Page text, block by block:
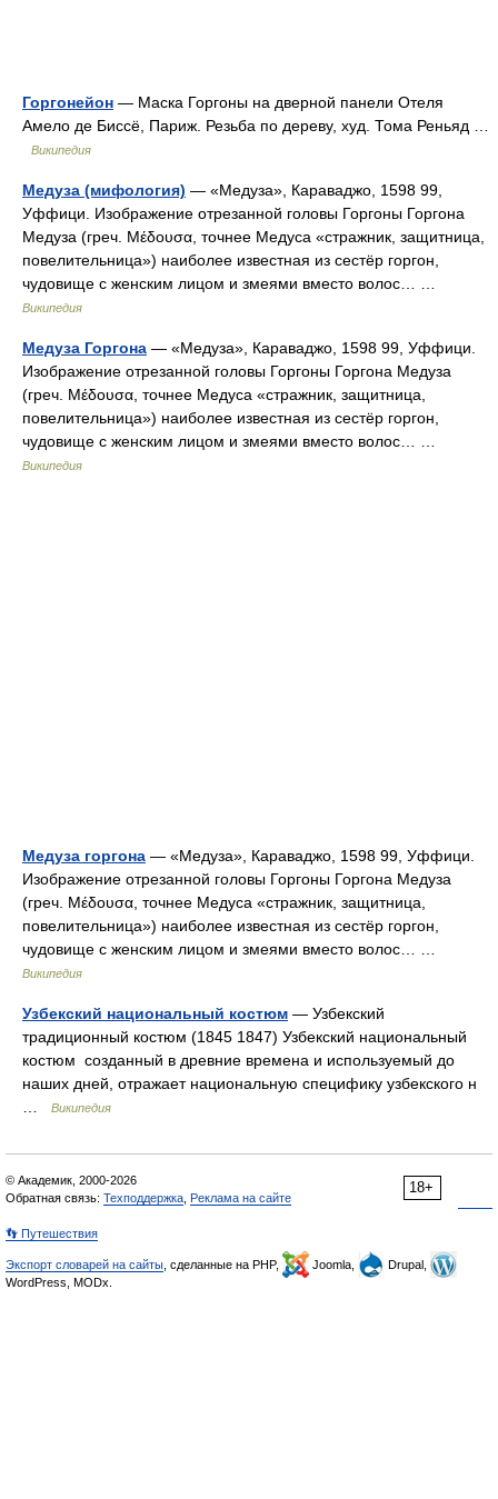
Горгонейон — Маска Горгоны на дверной панели Отеля
Амело де Биссё, Париж. Резьба по дереву, худ. Тома Реньяд …
Википедия
Медуза (мифология) — «Медуза», Караваджо, 1598 99,
Уффици. Изображение отрезанной головы Горгоны Горгона
Медуза (греч. Μέδουσα, точнее Медуса «стражник, защитница,
повелительница») наиболее известная из сестёр горгон,
чудовище с женским лицом и змеями вместо волос… …
Википедия
Медуза Горгона — «Медуза», Караваджо, 1598 99, Уффици.
Изображение отрезанной головы Горгоны Горгона Медуза
(греч. Μέδουσα, точнее Медуса «стражник, защитница,
повелительница») наиболее известная из сестёр горгон,
чудовище с женским лицом и змеями вместо волос… …
Википедия
Медуза горгона — «Медуза», Караваджо, 1598 99, Уффици.
Изображение отрезанной головы Горгоны Горгона Медуза
(греч. Μέδουσα, точнее Медуса «стражник, защитница,
повелительница») наиболее известная из сестёр горгон,
чудовище с женским лицом и змеями вместо волос… …
Википедия
Узбекский национальный костюм — Узбекcкий
традиционный костюм (1845 1847) Узбекский национальный
костюм созданный в древние времена и используемый до
наших дней, отражает национальную специфику узбекского н
Википедия
18+
© Академик, 2000-2026
Обратная связь: Техподдержка Реклама на сайте
👣 Путешествия
Экспорт словарей на сайты , сделанные на PHP, Joomla,
Drupal,
WordPress, MODx.